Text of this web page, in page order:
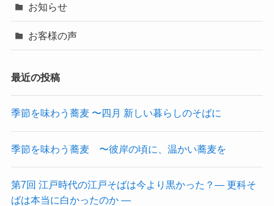
お知らせ
お客様の声
最近の投稿
季節を味わう蕎麦 〜四月 新しい暮らしのそばに
季節を味わう蕎麦 〜彼岸の頃に、温かい蕎麦を
第7回 江戸時代の江戸そばは今より黒かった？― 更科そ
ばは本当に白かったのか ―